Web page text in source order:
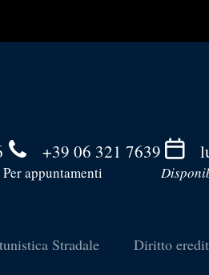
+39 06 321 7639
Per appuntamenti
Stradale Diritto